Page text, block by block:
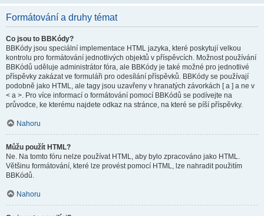
Formátování a druhy témat
Co jsou to BBKódy?
BBKódy jsou speciální implementace HTML jazyka, které poskytují velkou
kontrolu pro formátování jednotlivých objektů v příspěvcích. Možnost používání
BBKódů uděluje administrátor fóra, ale BBKódy je také možné pro jednotlivé
příspěvky zakázat ve formuláři pro odesílání příspěvků. BBKódy se používají
podobně jako HTML, ale tagy jsou uzavřeny v hranatých závorkách [ a ] a ne v
< a >. Pro více informací o formátování pomocí BBKódů se podívejte na
průvodce, ke kterému najdete odkaz na stránce, na které se píší příspěvky.
Nahoru
Můžu použít HTML?
Ne. Na tomto fóru nelze používat HTML, aby bylo zpracováno jako HTML.
Většinu formátování, které lze provést pomocí HTML, lze nahradit použitím
BBKódů.
Nahoru